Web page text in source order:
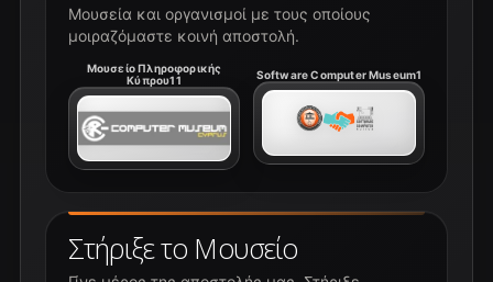
Μουσεία και οργανισμοί με τους οποίους
μοιραζόμαστε κοινή αποστολή.
Μουσείο Πληροφορικής
Κύπρου11
Software Computer Museum1
Στήριξε το Μουσείο